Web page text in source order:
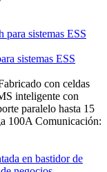
sistemas ESS
con celdas
inteligente con
paralelo hasta 15
100A Comunicación: